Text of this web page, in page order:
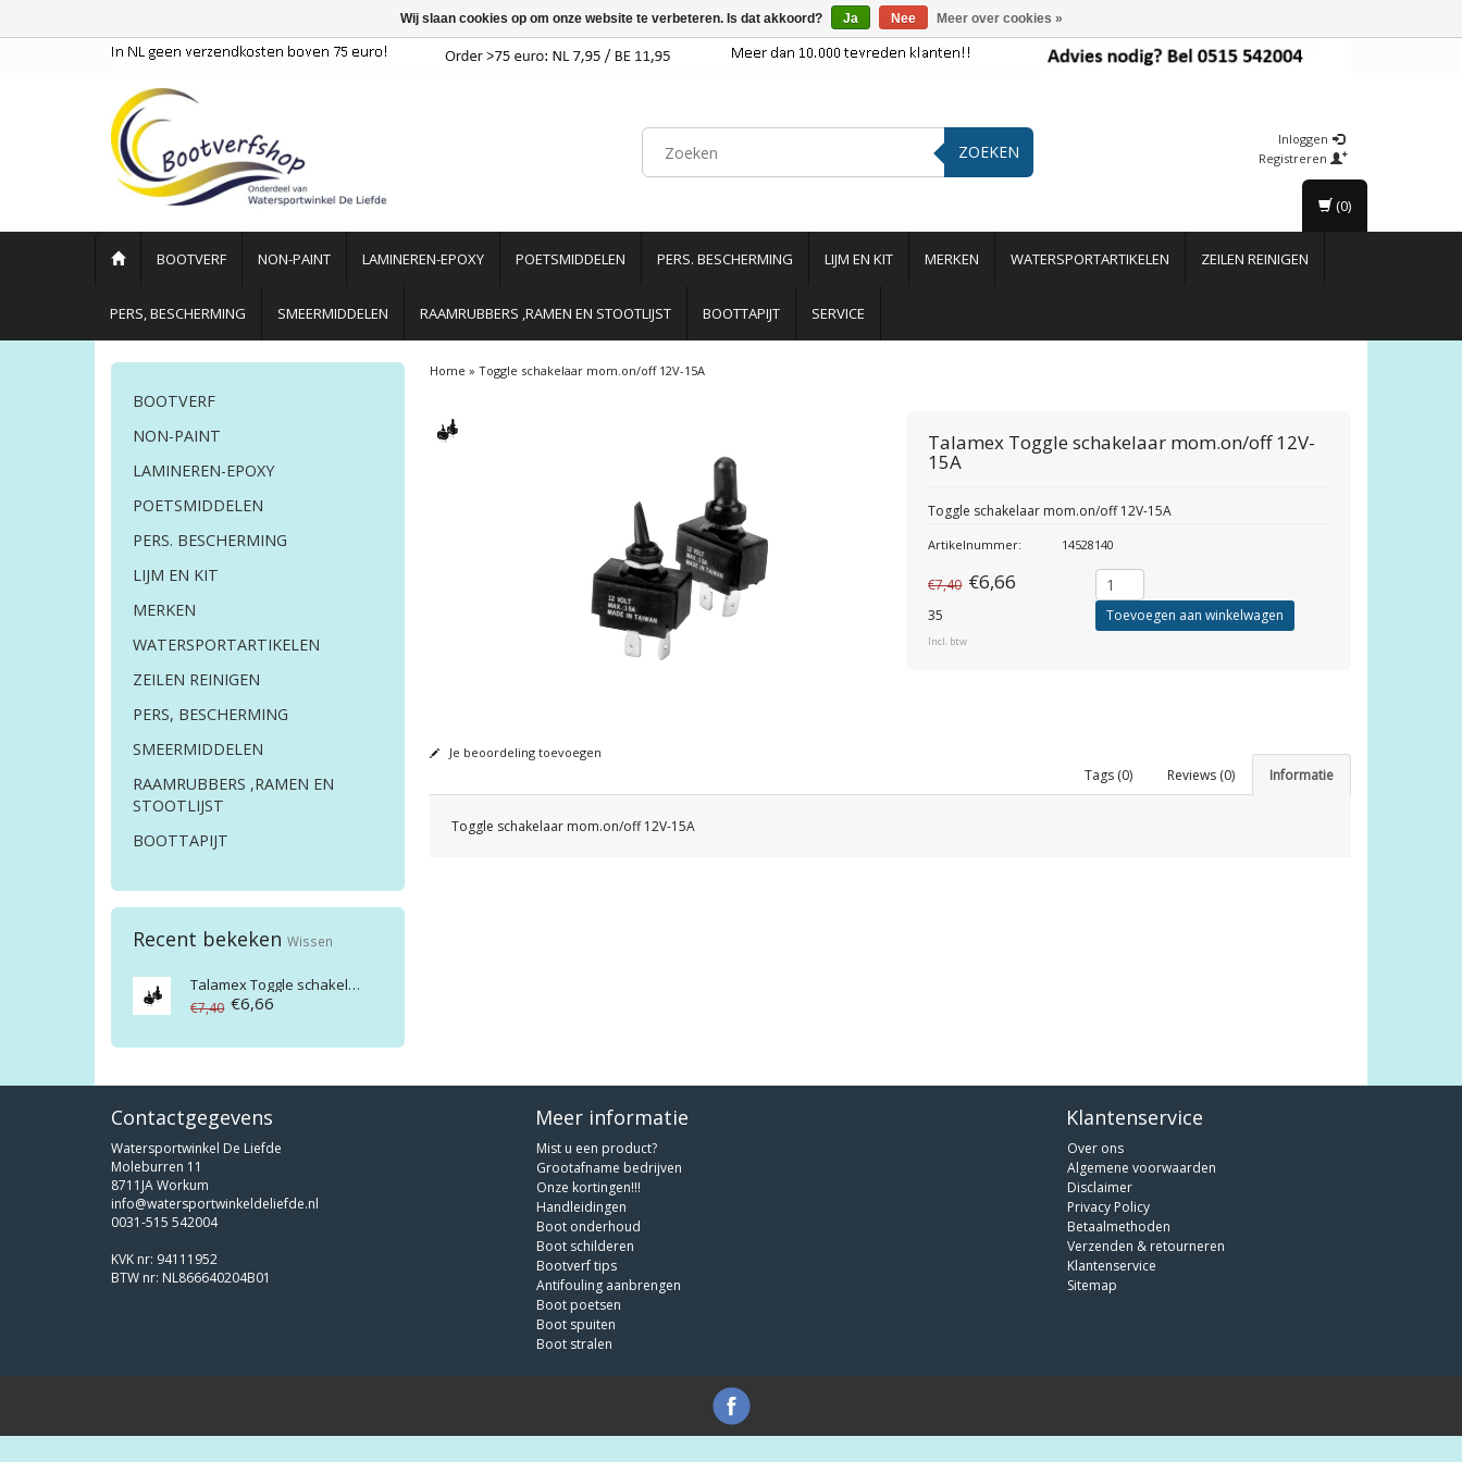
ZOEKEN
Inloggen
Registreren
BOOTVERF NON-PAINT LAMINEREN-EPOXY POETSMIDDELEN PERS. BESCHERMING LIJM EN KIT MERKEN WATERSPORTARTIKELEN ZEILEN REINIGEN
PERS, BESCHERMING SMEERMIDDELEN RAAMRUBBERS ,RAMEN EN STOOTLIJST BOOTTAPIJT SERVICE
(0)
BOOTVERF
NON-PAINT
LAMINEREN-EPOXY
POETSMIDDELEN
PERS. BESCHERMING
LIJM EN KIT
MERKEN
WATERSPORTARTIKELEN
ZEILEN REINIGEN
PERS, BESCHERMING
SMEERMIDDELEN
RAAMRUBBERS ,RAMEN EN
STOOTLIJST
BOOTTAPIJT
Recent bekeken Wissen
TalamexToggle schakelaar mom.on/off 12V-15A
€7,40 €6,66
Home » Toggle schakelaar mom.on/off 12V-15A
Talamex Toggle schakelaar mom.on/off 12V-
15A
Toggle schakelaar mom.on/off 12V-15A
Artikelnummer: 14528140
€7,40 €6,66
35
Incl. btw
Toevoegen aan winkelwagen
Je beoordeling toevoegen
Informatie
Reviews (0)
Tags (0)
Toggle schakelaar mom.on/off 12V-15A
Contactgegevens
Watersportwinkel De Liefde
Moleburren 11
8711JA Workum
info@watersportwinkeldeliefde.nl
0031-515 542004
KVK nr: 94111952
BTW nr: NL866640204B01
Meer informatie
Mist u een product?
Grootafname bedrijven
Onze kortingen!!!
Handleidingen
Boot onderhoud
Boot schilderen
Bootverf tips
Antifouling aanbrengen
Boot poetsen
Boot spuiten
Boot stralen
Klantenservice
Over ons
Algemene voorwaarden
Disclaimer
Privacy Policy
Betaalmethoden
Verzenden & retourneren
Klantenservice
Sitemap
Wij slaan cookies op om onze website te verbeteren. Is dat akkoord? Ja Nee Meer over cookies »